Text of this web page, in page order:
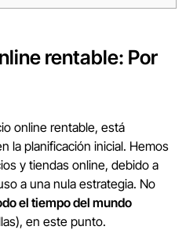
rentable: Por
online rentable, está
la planificación inicial. Hemos
y tiendas online, debido a
a una nula estrategia. No
el tiempo del mundo
en este punto.